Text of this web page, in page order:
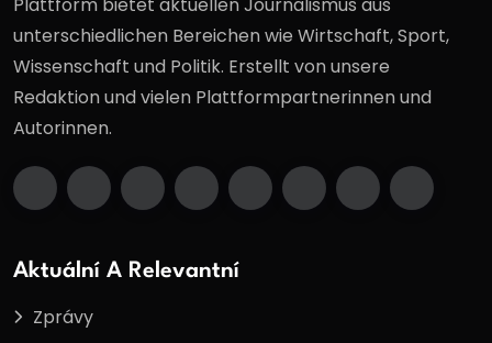
unterschiedlichen Bereichen wie Wirtschaft, Sport,
Wissenschaft und Politik. Erstellt von unsere
Redaktion und vielen Plattformpartnerinnen und
Autorinnen.
Aktuální A Relevantní
Zprávy